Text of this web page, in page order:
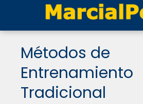
Métodos de
Entrenamiento
Tradicional